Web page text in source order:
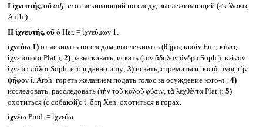
I ἰχνευτής, οῦ adj. mотыскивающий по следу, выслеживающий (σκύλακες
Anth.).
II ἰχνευτής, οῦὁ Her. = ἰχνεύμων 1.
ἰχνεύω 1)отыскивать по следам, выслеживать (θῆρας κυσίν Eur.; κύνες
ἰχνεύουσαι Plat.); 2)разыскивать, искать (τὸν ἄδηλον ἄνδρα Soph.): κεῖνον
ἰχνεύω πάλαι Soph. его я давно ищу; 3)искать, стремиться: κατά τινος τὴν
ψῆφον ἰ. Arph. гореть желанием подать голос за осуждение кого-л.; 4)
исследовать, расследовать (τὴν τοῦ καλοῦ φύσιν, τὰ λεχθέντα Plat.); 5)
охотиться (с собакой): ἰ. ὄρη Xen. охотиться в горах.
ἰχνέω Pind. = ἰχνεύω.